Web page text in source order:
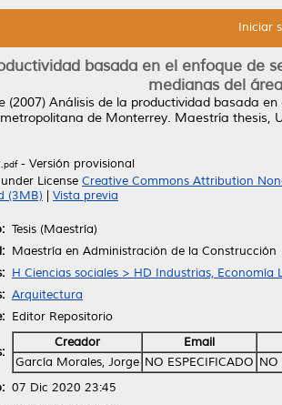
Iniciar
basada en el enfoque de
medianas del
(2007) Análisis de la productividad basada
de Monterrey. Maestría thesis,
- Versión provisional
License Creative Commons Attribution
(3MB)
Vista previa
Tesis (Maestría)
Maestría en Administración de la Construcción
H Ciencias sociales > HD Industrias, Economía
Arquitectura
Editor Repositorio
Creador
Email
García Morales, Jorge NO ESPECIFICADO NO
07 Dic 2020 23:45